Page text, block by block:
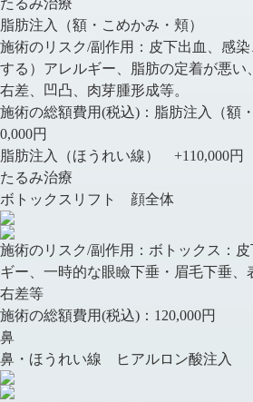
たるみ治療
脂肪注入（額・こめかみ・頬）
施術のリスク/副作用： 皮下出血、感
する）アレルギー、脂肪の定着が悪い
右差、凹凸、肉芽腫形成等。
施術の総額費用(税込)： 脂肪注入（
0,000円
脂肪注入（ほうれい線） +110,000円
たるみ治療
ボトックスリフト 顔全体
施術のリスク/副作用： ボトックス：
ギー、一時的な眼瞼下垂・眉毛下垂、
右差等
施術の総額費用(税込)： 120,000円
鼻
鼻・ほうれい線 ヒアルロン酸注入